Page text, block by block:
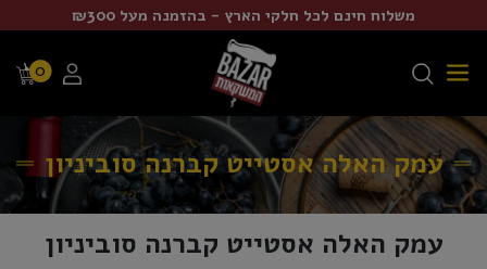
משלוח חינם לכל חלקי הארץ - בהזמנה מעל ₪300
0
עמק האלה אסטייט קברנה סוביניון
עמק האלה אסטייט קברנה סוביניון